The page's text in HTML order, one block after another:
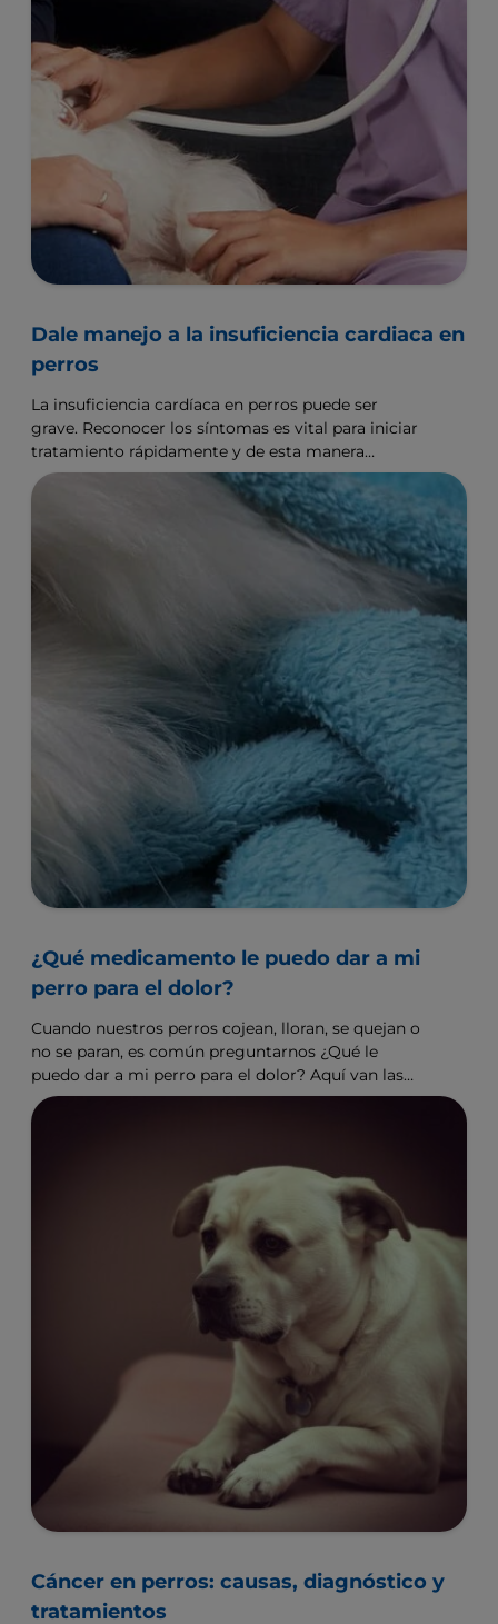
Dale manejo a la insuficiencia cardiaca en
perros
La insuficiencia cardíaca en perros puede ser
grave. Reconocer los síntomas es vital para iniciar
tratamiento rápidamente y de esta manera
alargar su vida.
¿Qué medicamento le puedo dar a mi
perro para el dolor?
Cuando nuestros perros cojean, lloran, se quejan o
no se paran, es común preguntarnos ¿Qué le
puedo dar a mi perro para el dolor? Aquí van las
respuestas.
Cáncer en perros: causas, diagnóstico y
tratamientos